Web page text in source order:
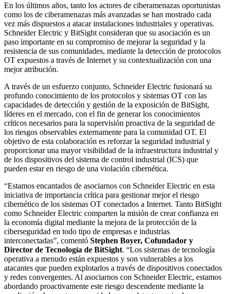
En los últimos años, tanto los actores de ciberamenazas oportunistas
como los de ciberamenazas más avanzadas se han mostrado cada
vez más dispuestos a atacar instalaciones industriales y operativas.
Schneider Electric y BitSight consideran que su asociación es un
paso importante en su compromiso de mejorar la seguridad y la
resistencia de sus comunidades, mediante la detección de protocolos
OT expuestos a través de Internet y su contextualización con una
mejor atribución.
A través de un esfuerzo conjunto, Schneider Electric fusionará su
profundo conocimiento de los protocolos y sistemas OT con las
capacidades de detección y gestión de la exposición de BitSight,
líderes en el mercado, con el fin de generar los conocimientos
críticos necesarios para la supervisión proactiva de la seguridad de
los riesgos observables externamente para la comunidad OT. El
objetivo de esta colaboración es reforzar la seguridad industrial y
proporcionar una mayor visibilidad de la infraestructura industrial y
de los dispositivos del sistema de control industrial (ICS) que
pueden estar en riesgo de una violación cibernética.
“Estamos encantados de asociarnos con Schneider Electric en esta
iniciativa de importancia crítica para gestionar mejor el riesgo
cibernético de los sistemas OT conectados a Internet. Tanto BitSight
como Schneider Electric comparten la misión de crear confianza en
la economía digital mediante la mejora de la protección de la
ciberseguridad en todo tipo de empresas e industrias
interconectadas”, comentó Stephen Boyer, Cofundador y
Director de Tecnología de BitSight. “Los sistemas de tecnología
operativa a menudo están expuestos y son vulnerables a los
atacantes que pueden explotarlos a través de dispositivos conectados
y redes convergentes. Al asociarnos con Schneider Electric, estamos
abordando proactivamente este riesgo descendente mediante la